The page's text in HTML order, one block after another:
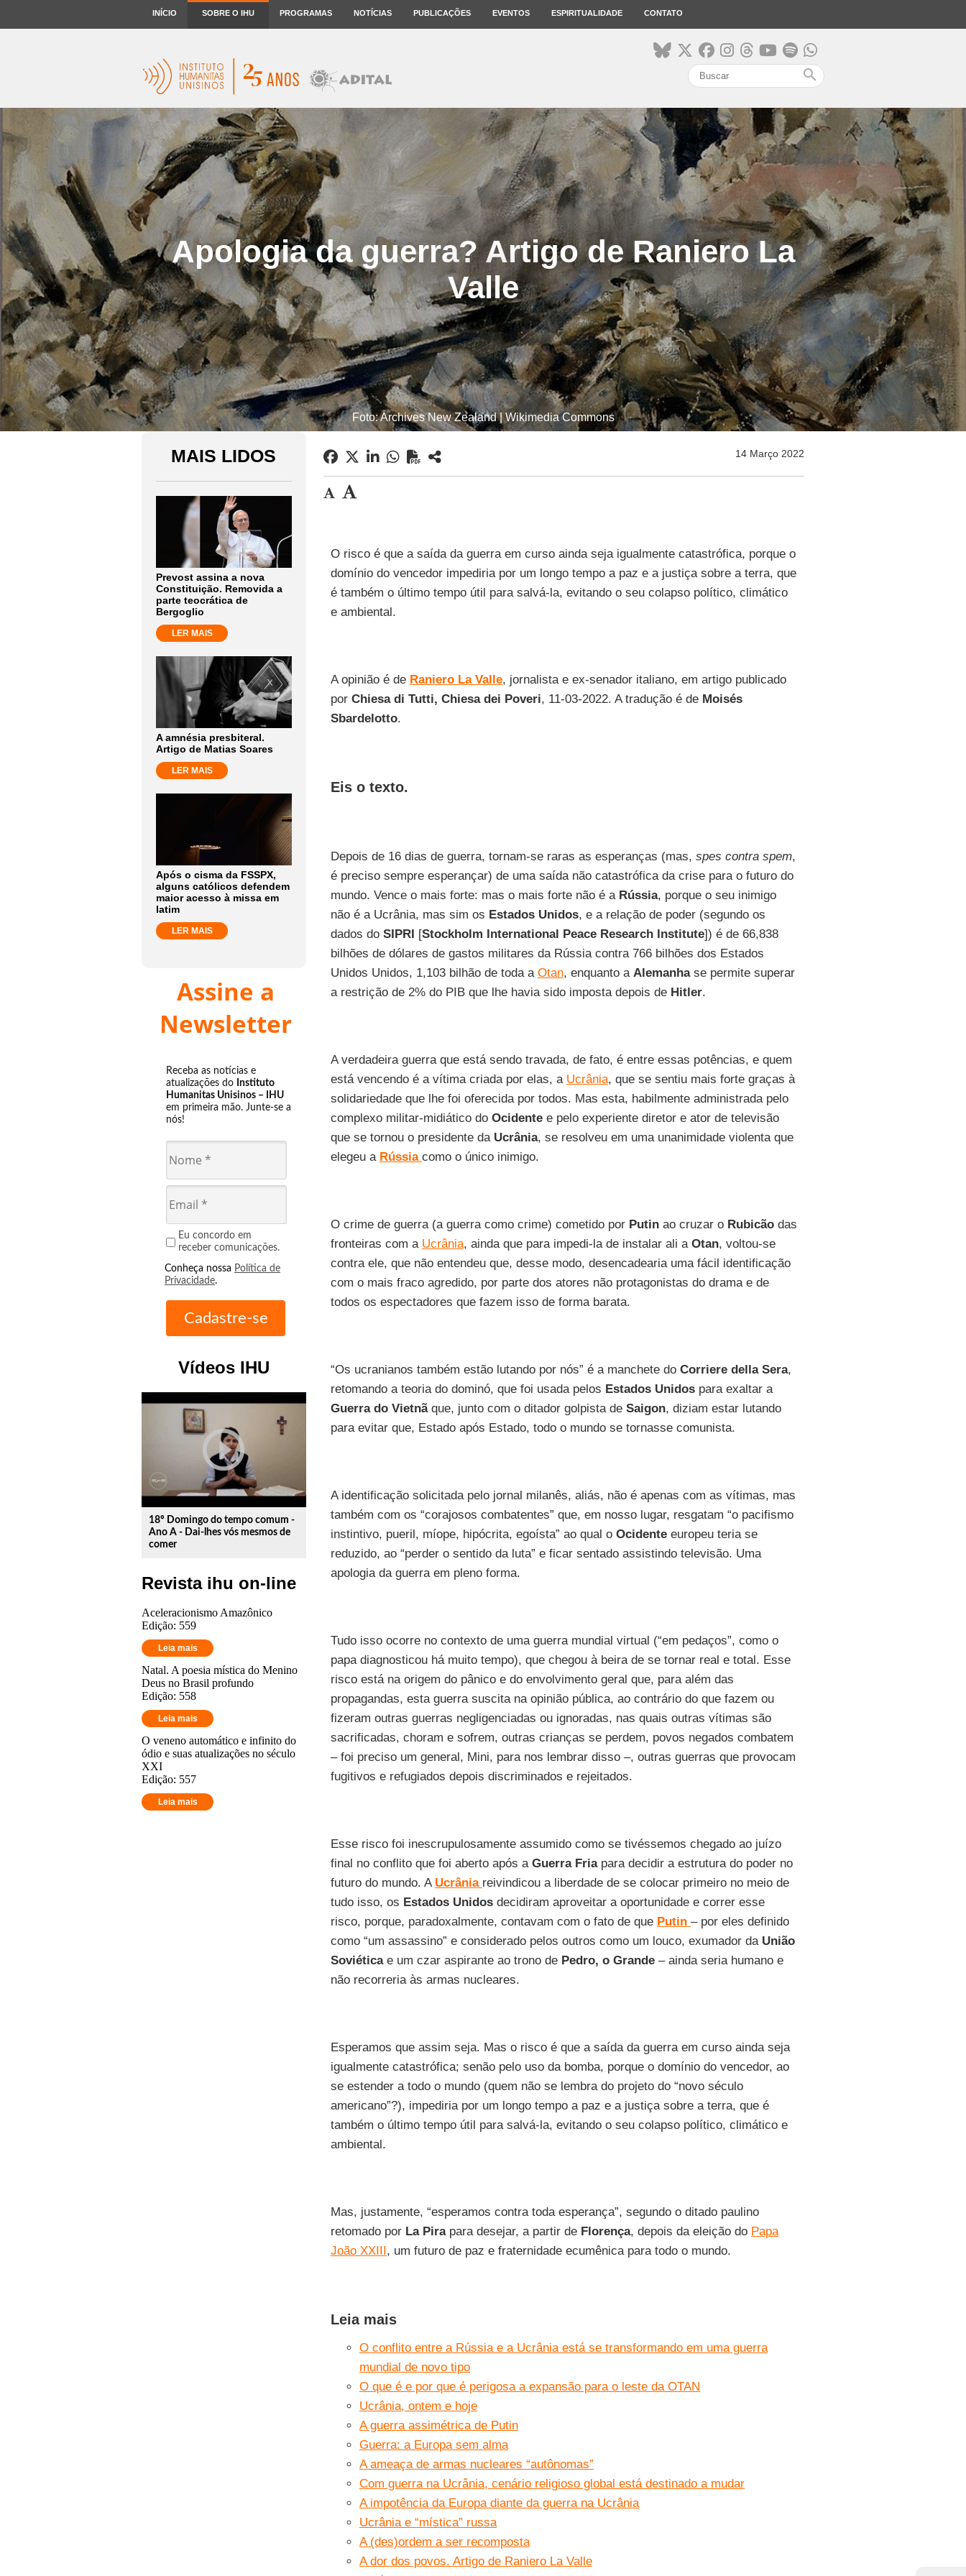
INÍCIO SOBRE O IHU PROGRAMAS NOTÍCIAS PUBLICAÇÕES EVENTOS ESPIRITUALIDADE CONTATO
search
Apologia da guerra? Artigo de Raniero La
Valle
Foto: Archives New Zealand | Wikimedia Commons
MAIS LIDOS
Prevost assina a nova
Constituição. Removida a
parte teocrática de
Bergoglio
LER MAIS
A amnésia presbiteral.
Artigo de Matias Soares
LER MAIS
Após o cisma da FSSPX,
alguns católicos defendem
maior acesso à missa em
latim
LER MAIS
Assine a
Newsletter
Receba as notícias e
atualizações do Instituto
Humanitas Unisinos – IHU
em primeira mão. Junte-se a
nós!
Eu concordo em
receber comunicações.
Conheça nossa Política de
Privacidade.
Vídeos IHU
play_circle_outline
18º Domingo do tempo comum -
Ano A - Dai-lhes vós mesmos de
comer
Revista ihu on-line
Aceleracionismo Amazônico
Edição: 559
Leia mais
Natal. A poesia mística do Menino
Deus no Brasil profundo
Edição: 558
Leia mais
O veneno automático e infinito do
ódio e suas atualizações no século
XXI
Edição: 557
Leia mais
14 Março 2022
O risco é que a saída da guerra em curso ainda seja igualmente catastrófica, porque o
domínio do vencedor impediria por um longo tempo a paz e a justiça sobre a terra, que
é também o último tempo útil para salvá-la, evitando o seu colapso político, climático
e ambiental.
A opinião é de Raniero La Valle, jornalista e ex-senador italiano, em artigo publicado
por Chiesa di Tutti, Chiesa dei Poveri, 11-03-2022. A tradução é de Moisés
Sbardelotto.
Eis o texto.
Depois de 16 dias de guerra, tornam-se raras as esperanças (mas, spes contra spem,
é preciso sempre esperançar) de uma saída não catastrófica da crise para o futuro do
mundo. Vence o mais forte: mas o mais forte não é a Rússia, porque o seu inimigo
não é a Ucrânia, mas sim os Estados Unidos, e a relação de poder (segundo os
dados do SIPRI [Stockholm International Peace Research Institute]) é de 66,838
bilhões de dólares de gastos militares da Rússia contra 766 bilhões dos Estados
Unidos Unidos, 1,103 bilhão de toda a Otan, enquanto a Alemanhase permite superar
a restrição de 2% do PIB que lhe havia sido imposta depois de Hitler.
A verdadeira guerra que está sendo travada, de fato, é entre essas potências, e quem
está vencendo é a vítima criada por elas, a Ucrânia, que se sentiu mais forte graças à
solidariedade que lhe foi oferecida por todos. Mas esta, habilmente administrada pelo
complexo militar-midiático do Ocidentee pelo experiente diretor e ator de televisão
que se tornou o presidente da Ucrânia, se resolveu em uma unanimidade violenta que
elegeu a Rússia como o único inimigo.
O crime de guerra (a guerra como crime) cometido por Putinao cruzar o Rubicãodas
fronteiras com a Ucrânia, ainda que para impedi-la de instalar ali a Otan, voltou-se
contra ele, que não entendeu que, desse modo, desencadearia uma fácil identificação
com o mais fraco agredido, por parte dos atores não protagonistas do drama e de
todos os espectadores que fazem isso de forma barata.
“Os ucranianos também estão lutando por nós” é a manchete do Corriere della Sera,
retomando a teoria do dominó, que foi usada pelos Estados Unidospara exaltar a
Guerra do Vietnãque, junto com o ditador golpista de Saigon, diziam estar lutando
para evitar que, Estado após Estado, todo o mundo se tornasse comunista.
A identificação solicitada pelo jornal milanês, aliás, não é apenas com as vítimas, mas
também com os “corajosos combatentes” que, em nosso lugar, resgatam “o pacifismo
instintivo, pueril, míope, hipócrita, egoísta” ao qual o Ocidenteeuropeu teria se
reduzido, ao “perder o sentido da luta” e ficar sentado assistindo televisão. Uma
apologia da guerra em pleno forma.
Tudo isso ocorre no contexto de uma guerra mundial virtual (“em pedaços”, como o
papa diagnosticou há muito tempo), que chegou à beira de se tornar real e total. Esse
risco está na origem do pânico e do envolvimento geral que, para além das
propagandas, esta guerra suscita na opinião pública, ao contrário do que fazem ou
fizeram outras guerras negligenciadas ou ignoradas, nas quais outras vítimas são
sacrificadas, choram e sofrem, outras crianças se perdem, povos negados combatem
– foi preciso um general, Mini, para nos lembrar disso –, outras guerras que provocam
fugitivos e refugiados depois discriminados e rejeitados.
Esse risco foi inescrupulosamente assumido como se tivéssemos chegado ao juízo
final no conflito que foi aberto após a Guerra Friapara decidir a estrutura do poder no
futuro do mundo. A Ucrânia reivindicou a liberdade de se colocar primeiro no meio de
tudo isso, os Estados Unidosdecidiram aproveitar a oportunidade e correr esse
risco, porque, paradoxalmente, contavam com o fato de que Putin – por eles definido
como “um assassino” e considerado pelos outros como um louco, exumador da União
Soviéticae um czar aspirante ao trono de Pedro, o Grande– ainda seria humano e
não recorreria às armas nucleares.
Esperamos que assim seja. Mas o risco é que a saída da guerra em curso ainda seja
igualmente catastrófica; senão pelo uso da bomba, porque o domínio do vencedor, ao
se estender a todo o mundo (quem não se lembra do projeto do “novo século
americano”?), impediria por um longo tempo a paz e a justiça sobre a terra, que é
também o último tempo útil para salvá-la, evitando o seu colapso político, climático e
ambiental.
Mas, justamente, “esperamos contra toda esperança”, segundo o ditado paulino
retomado por La Pirapara desejar, a partir de Florença, depois da eleição do Papa
João XXIII, um futuro de paz e fraternidade ecumênica para todo o mundo.
Leia mais
O conflito entre a Rússia e a Ucrânia está se transformando em uma guerra
mundial de novo tipo
O que é e por que é perigosa a expansão para o leste da OTAN
Ucrânia, ontem e hoje
A guerra assimétrica de Putin
Guerra: a Europa sem alma
A ameaça de armas nucleares “autônomas”
Com guerra na Ucrânia, cenário religioso global está destinado a mudar
A impotência da Europa diante da guerra na Ucrânia
Ucrânia e “mística” russa
A (des)ordem a ser recomposta
A dor dos povos. Artigo de Raniero La Valle